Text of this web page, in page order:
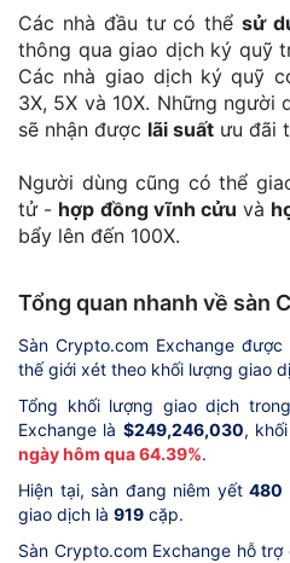
Các nhà đầu tư có thể sử
thông qua giao dịch ký quỹ
Các nhà giao dịch ký quỹ
3X, 5X và 10X. Những người
sẽ nhận được lãi suất ưu đãi
Người dùng cũng có thể
tử - hợp đồng vĩnh cửu và
bẩy lên đến 100X.
Tổng quan nhanh về sàn
Sàn Crypto.com Exchange
thế giới xét theo khối lượng giao
Tổng khối lượng giao dịch trong
Exchange là $249,246,030,
ngày hôm qua 64.39%.
Hiện tại, sàn đang niêm yết480
giao dịch là 919 cặp.
Sàn Crypto.com Exchange hỗ